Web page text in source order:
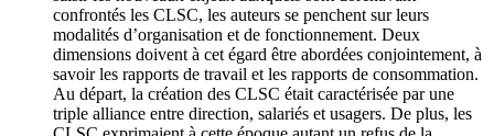
confrontés les CLSC, les auteurs se penchent sur leurs
modalités d’organisation et de fonctionnement. Deux
dimensions doivent à cet égard être abordées conjointement, à
savoir les rapports de travail et les rapports de consommation.
Au départ, la création des CLSC était caractérisée par une
triple alliance entre direction, salariés et usagers. De plus, les